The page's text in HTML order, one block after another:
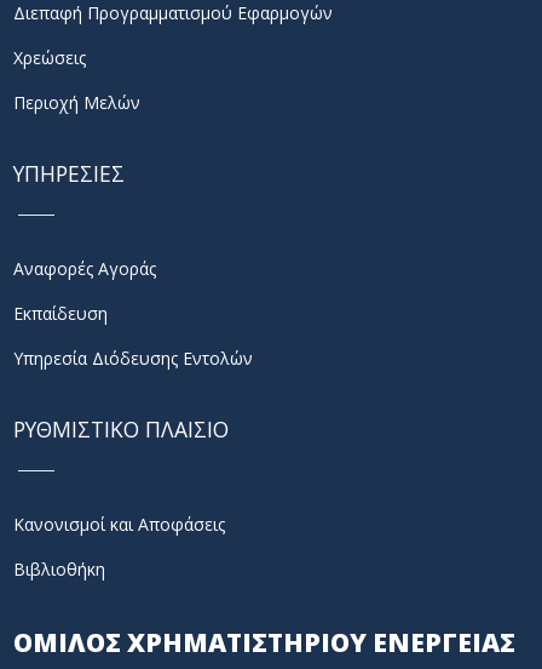
Διεπαφή Προγραμματισμού Εφαρμογών
Χρεώσεις
Περιοχή Μελών
ΥΠΗΡΕΣΙΕΣ
Αναφορές Αγοράς
Εκπαίδευση
Υπηρεσία Διόδευσης Εντολών
ΡΥΘΜΙΣΤΙΚΟ ΠΛΑΙΣΙΟ
Κανονισμοί και Αποφάσεις
Βιβλιοθήκη
ΟΜΙΛΟΣ ΧΡΗΜΑΤΙΣΤΗΡΙΟΥ ΕΝΕΡΓΕΙΑΣ